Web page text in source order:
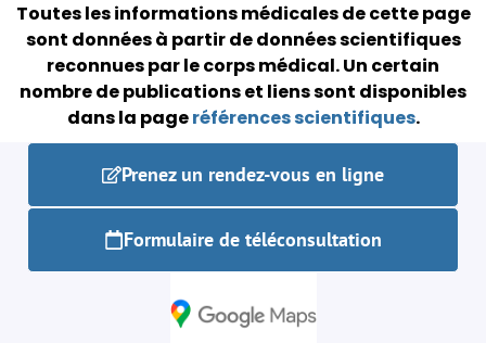
Toutes les informations médicales de cette page
sont données à partir de données scientifiques
reconnues par le corps médical.Un certain
nombre de publications et liens sont disponibles
dans la pageréférences scientifiques.
Prenez un rendez-vous en ligne
Formulaire de téléconsultation